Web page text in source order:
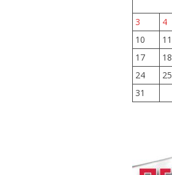
3
4
10
11
17
18
24
25
31